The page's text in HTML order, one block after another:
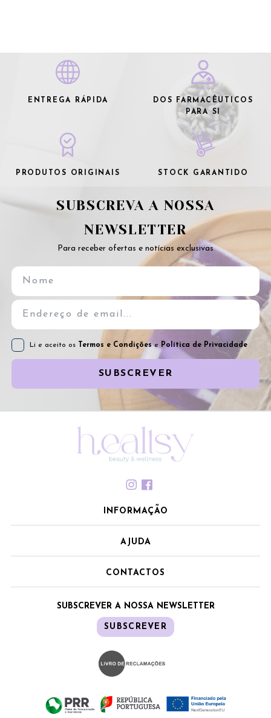
ENTREGA RÁPIDA
DOS FARMACÊUTICOS
PARA SI
PRODUTOS ORIGINAIS STOCK GARANTIDO
SUBSCREVA A NOSSA
NEWSLETTER
Para receber ofertas e notícias exclusivas
Li e aceito os Termos e Condiçõese Política de Privacidade
SUBSCREVER
INFORMAÇÃO
AJUDA
CONTACTOS
SUBSCREVER A NOSSA NEWSLETTER
SUBSCREVER